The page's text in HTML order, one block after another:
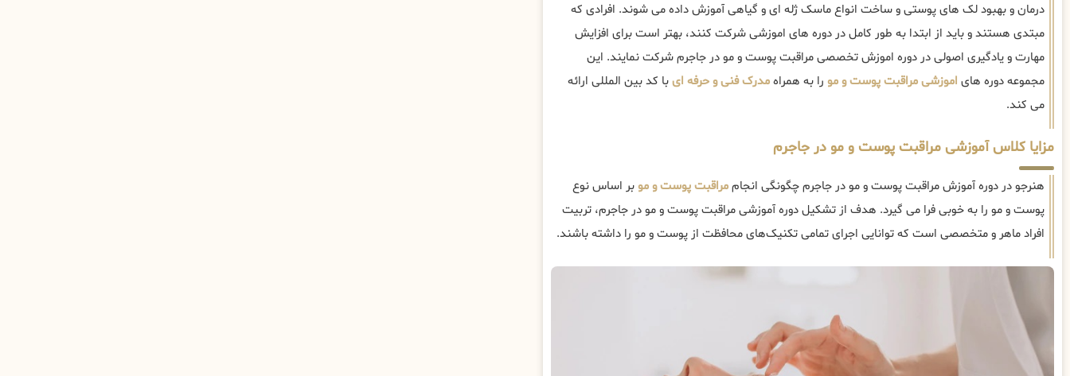
درمان و بهبود لک های پوستی و ساخت انواع ماسک ژله ای و گیاهی آموزش داده می شوند. افرادی که
مبتدی هستند و باید از ابتدا به طور کامل در دوره های اموزشی شرکت کنند، بهتر است برای افزایش
مهارت و یادگیری اصولی در دوره اموزش تخصصی مراقبت پوست و مو در جاجرم شرکت نمایند. این
مجموعه دوره های اموزشی مراقبت پوست و مو را به همراهمدرک فنی و حرفه ایبا کد بین المللی ارائه
می کند.
مزایا کلاس آموزشی مراقبت پوست و مو در جاجرم
هنرجو در دوره آموزش مراقبت پوست و مو در جاجرم چگونگی انجاممراقبت پوست و موبر اساس نوع
پوست و مو را به خوبی فرا می گیرد. هدف از تشکیل دوره آموزشی مراقبت پوست و مو در جاجرم، تربیت
افراد ماهر و متخصصی است که توانایی اجرای تمامی تکنیک‌های محافظت از پوست و مو را داشته باشند.